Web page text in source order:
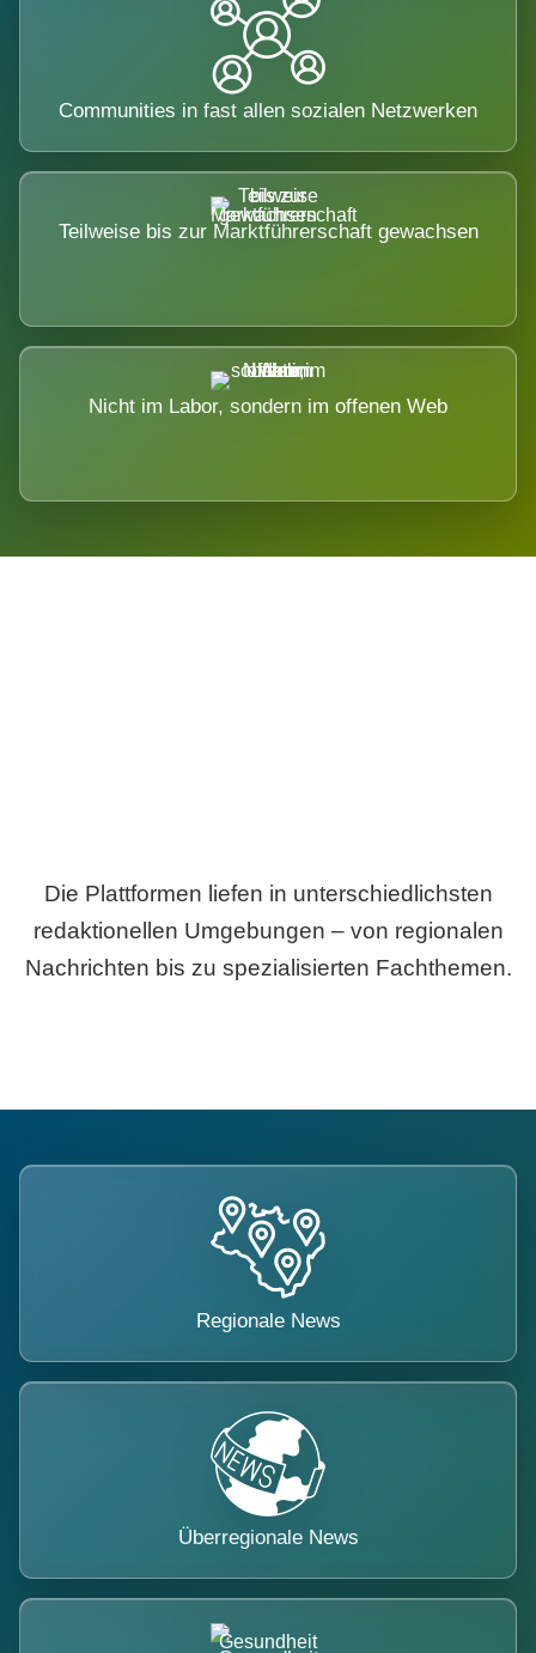
Communities in fast allen sozialen Netzwerken
Teilweise bis zur Marktführerschaft gewachsen
Nicht im Labor, sondern im offenen Web
Die Plattformen liefen in unterschiedlichsten
redaktionellen Umgebungen – von regionalen
Nachrichten bis zu spezialisierten Fachthemen.
Regionale News
Überregionale News